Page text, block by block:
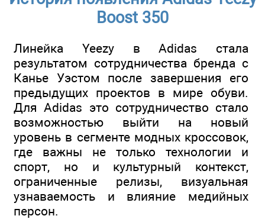
Boost 350
Линейка Yeezy в Adidas стала
результатом сотрудничества бренда с
Канье Уэстом после завершения его
предыдущих проектов в мире обуви.
Для Adidas это сотрудничество стало
возможностью выйти на новый
уровень в сегменте модных кроссовок,
где важны не только технологии и
спорт, но и культурный контекст,
ограниченные релизы, визуальная
узнаваемость и влияние медийных
персон.